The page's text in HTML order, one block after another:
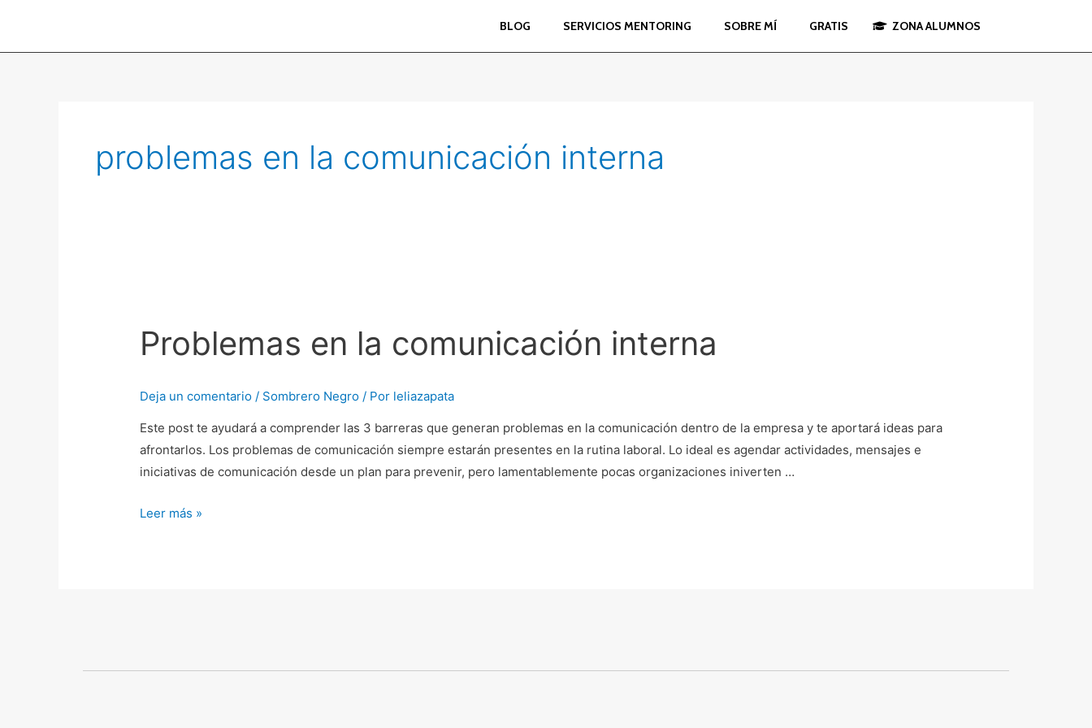
contenido
BLOG SERVICIOS MENTORING SOBRE MÍ GRATIS ZONA ALUMNOS
problemas en la comunicación interna
Problemas en la comunicación interna
Deja un comentario / Sombrero Negro / Por leliazapata
Este post te ayudará a comprender las 3 barreras que generan problemas en la comunicación dentro de la empresa y te aportará ideas para
afrontarlos. Los problemas de comunicación siempre estarán presentes en la rutina laboral. Lo ideal es agendar actividades, mensajes e
iniciativas de comunicación desde un plan para prevenir, pero lamentablemente pocas organizaciones iniverten …
la
comunicación
Leer más »